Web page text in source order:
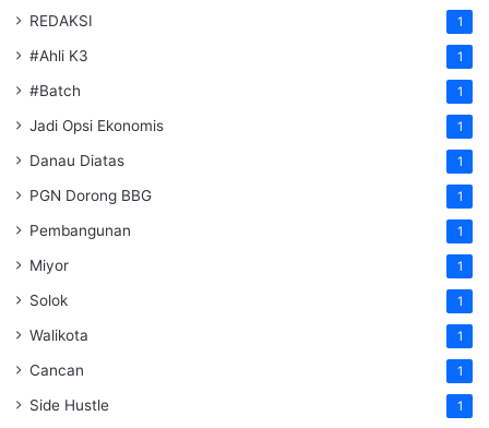
REDAKSI 1
#Ahli K3 1
#Batch 1
Jadi Opsi Ekonomis 1
Danau Diatas 1
PGN Dorong BBG 1
Pembangunan 1
Miyor 1
Solok 1
Walikota 1
Cancan 1
Side Hustle 1